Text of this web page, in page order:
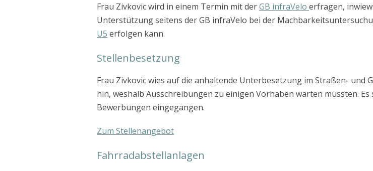
Frau Zivkovic wird in einem Termin mit derGB infraVelo erfragen,
Unterstützung seitens der GB infraVelo bei der
U5 erfolgen kann.
Stellenbesetzung
Frau Zivkovic wies auf die anhaltende Unterbesetzung im Straßen- und
hin, weshalb Ausschreibungen zu einigen Vorhaben warten müssten. Es
Bewerbungen eingegangen.
Zum Stellenangebot
Fahrradabstellanlagen